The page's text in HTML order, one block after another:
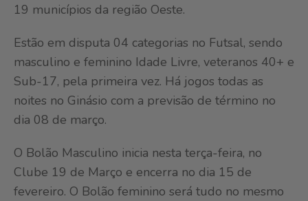
19 municípios da região Oeste.
Estão em disputa 04 categorias no Futsal, sendo
masculino e feminino Idade Livre, veteranos 40+ e
Sub-17, pela primeira vez. Há jogos todas as
noites no Ginásio com a previsão de término no
dia 08 de março.
O Bolão Masculino inicia nesta terça-feira, no
Clube 19 de Março e encerra no dia 15 de
fevereiro. O Bolão feminino será tudo no mesmo